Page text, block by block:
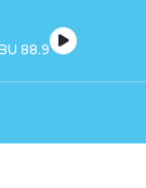
88.9